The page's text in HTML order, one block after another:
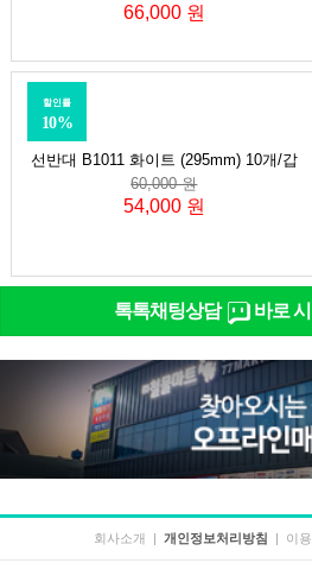
66,000 원
선반대 B1011 화이트 (295mm) 10개/갑
할인률
10%
60,000 원
54,000 원
톡톡채팅상담 바로
회사소개 | 개인정보처리방침 | 이